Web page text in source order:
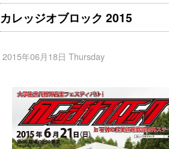
カレッジオブロック 2015
2015年06月18日 Thursday